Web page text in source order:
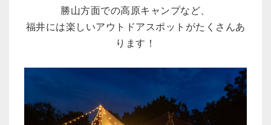
勝山方面での高原キャンプなど、
福井には楽しいアウトドアスポットがたくさんあ
ります！